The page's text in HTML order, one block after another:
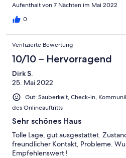
Aufenthalt von 7 Nächten im Mai 2022
0
Verifizierte Bewertung
10/10 – Hervorragend
Dirk S.
25. Mai 2022
Gut: Sauberkeit, Check-in,
des Onlineauftritts
Sehr schönes Haus
Tolle Lage, gut ausgestattet.
freundlicher Kontakt, Probleme.
Empfehlenswert !